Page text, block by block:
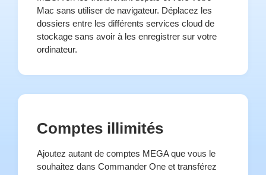
Mac sans utiliser de navigateur. Déplacez les
dossiers entre les différents services cloud de
stockage sans avoir à les enregistrer sur votre
ordinateur.
Comptes illimités
Ajoutez autant de comptes MEGA que vous le
souhaitez dans Commander One et transférez